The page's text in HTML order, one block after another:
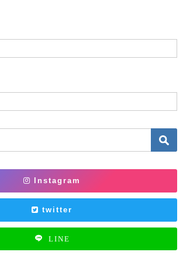
Instagram
twitter
LINE